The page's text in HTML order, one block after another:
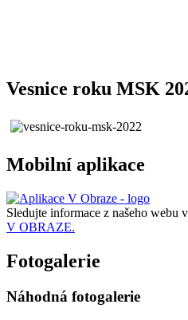
Vesnice roku MSK
Mobilní aplikace
Sledujte informace z našeho webu v
V OBRAZE.
Fotogalerie
Náhodná fotogalerie